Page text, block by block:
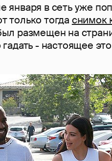
января в сеть уже
только тогда снимок
размещен на
гадать - настоящее